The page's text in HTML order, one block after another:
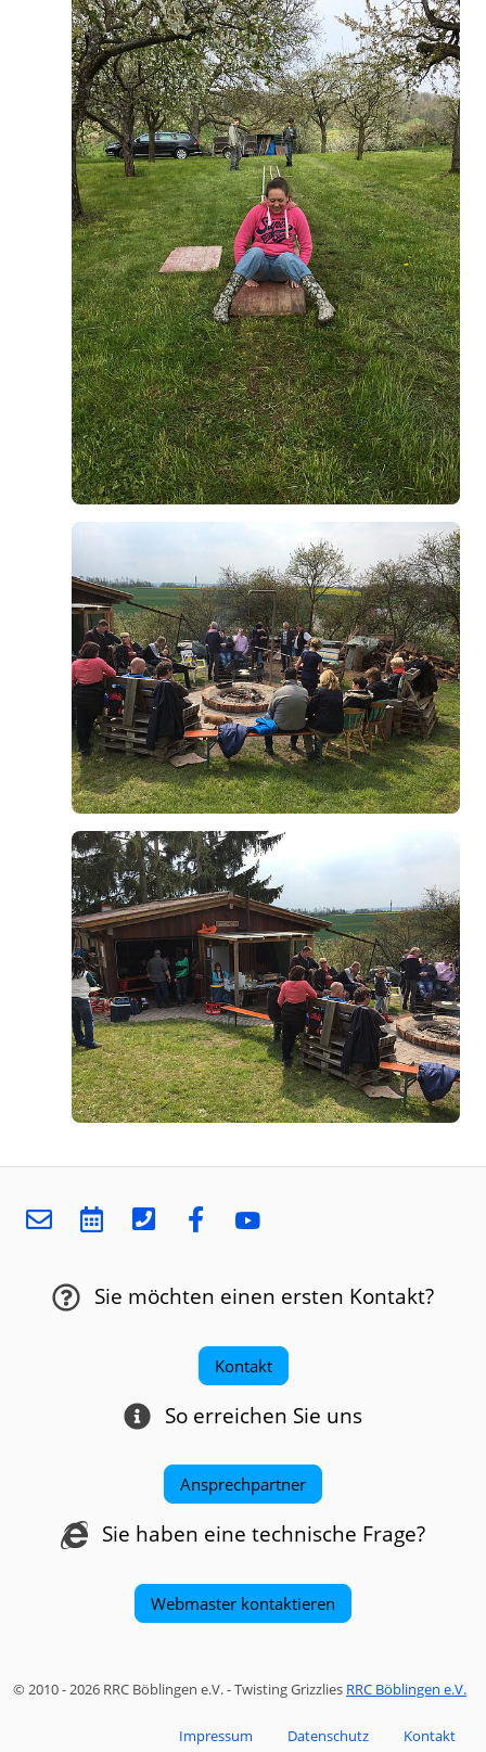
Sie möchten einen ersten Kontakt?
Kontakt
So erreichen Sie uns
Ansprechpartner
Sie haben eine technische Frage?
Webmaster kontaktieren
© 2010 - 2026 RRC Böblingen e.V. - Twisting Grizzlies RRC Böblingen e.V.
Impressum Datenschutz Kontakt